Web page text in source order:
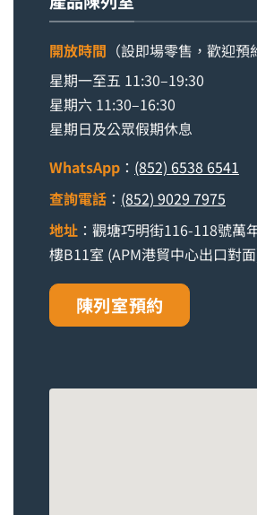
開放時間 （設即場零售，歡迎預
星期一至五 11:30–19:30
星期六 11:30–16:30
星期日及公眾假期休息
WhatsApp ： (852) 6538 6541
查詢電話 ： (852) 9029 7975
地址 ：觀塘巧明街116-118號萬
樓B11室 (APM港貿中心出口對
陳列室預約